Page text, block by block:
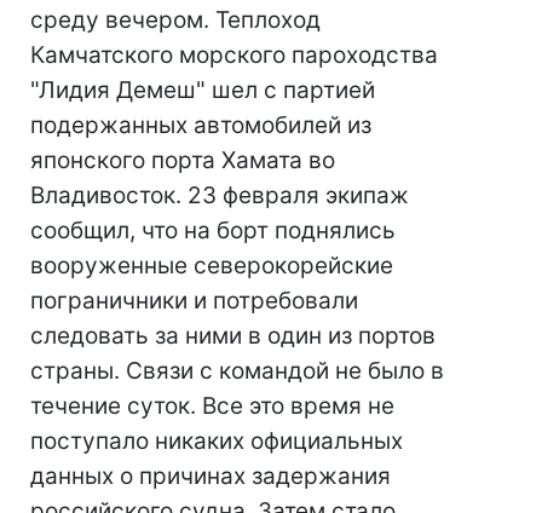
среду вечером. Теплоход
Камчатского морского пароходства
"Лидия Демеш" шел с партией
подержанных автомобилей из
японского порта Хамата во
Владивосток. 23 февраля экипаж
сообщил, что на борт поднялись
вооруженные северокорейские
пограничники и потребовали
следовать за ними в один из портов
страны. Связи с командой не было в
течение суток. Все это время не
поступало никаких официальных
данных о причинах задержания